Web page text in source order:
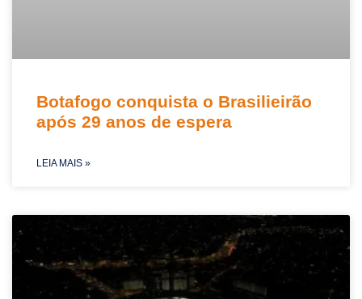
Botafogo conquista o Brasilieirão
após 29 anos de espera
LEIA MAIS »